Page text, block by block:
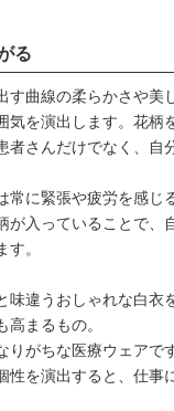
る
す曲線の柔らかさや美
気を演出します。花柄
者さんだけでなく、自
常に緊張や疲労を感じ
が入っていることで、
。
味違うおしゃれな白衣
まるもの。
りがちな医療ウェアで
性を演出すると、仕事